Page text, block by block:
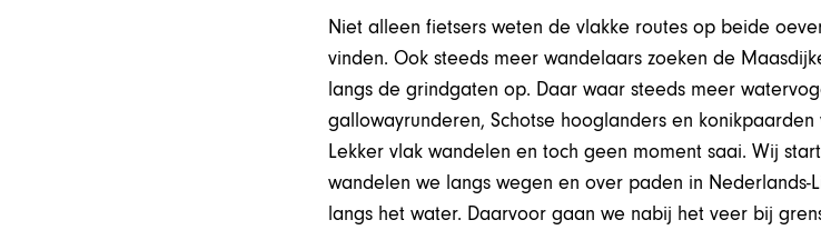
Niet alleen fietsers weten de vlakke routes op beide
vinden. Ook steeds meer wandelaars zoeken de
langs de grindgaten op. Daar waar steeds meer
gallowayrunderen, Schotse hooglanders en
Lekker vlak wandelen en toch geen moment saai. Wij
wandelen we langs wegen en over paden in
langs het water. Daarvoor gaan we nabij het veer bij